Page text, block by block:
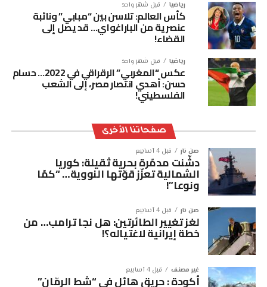
رياضيا قبل شهر واحد
كأس العالم: تلاسن بين “مبابي” ونائبة
عنصرية من الباراغواي… قد يصل إلى
القضاء!
رياضيا قبل شهر واحد
عكس “المغربي” الرقراقي في 2022… حسام
حسن: أهدي انتصار مصر، إلى الشعب
الفلسطيني!
صفحاتنا الأخرى
صن نار قبل 4 أسابيع
دشّنت مدمّرة بحرية ثقيلة: كوريا
الشمالية تعزّز قوّتها النووية… “كمّا
ونوعا”!
صن نار قبل 4 أسابيع
لغز تغيير الطائرتين: هل نجا ترامب… من
خطة إيرانية لاغتياله؟!
غير مصنف قبل 4 أسابيع
أكودة : حريق هائل في “شط الرمّان”